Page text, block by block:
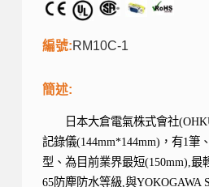
編號:RM10C-1
簡述:
日本大倉電氣株式會社
記錄儀(144mm*144mm)，有1筆
型、為目前業界最短(150mm),最
65防塵防水等級,與YOKOGAWA